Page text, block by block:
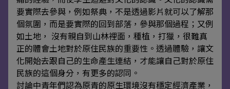
要實際去參與，例如祭典，不是透過影片就可以了解那
個氛圍，而是要實際的回到部落，參與那個過程；又例
如土地， 沒有親自到山林裡面，種植，打獵，很難真
正的體會土地對於原住民族的重要性。透過體驗，讓文
化開始去跟自己的生命產生連結，才能讓自己對於原住
民族的這個身分，有更多的認同。
討論中青年們認為原青的原生環境沒有穩定經濟產業，